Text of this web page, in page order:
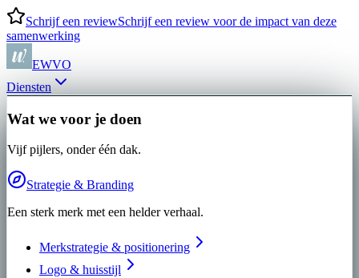
Schrijf een reviewSchrijf een review voor de impact van deze
samenwerking
EWVO
Diensten
Wat we voor je doen
Vijf pijlers, onder één dak.
Strategie & Branding
Een sterk merk met een helder verhaal.
Merkstrategie & positionering
Logo & huisstijl